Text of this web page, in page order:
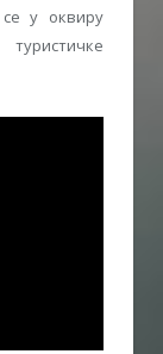
се у оквиру